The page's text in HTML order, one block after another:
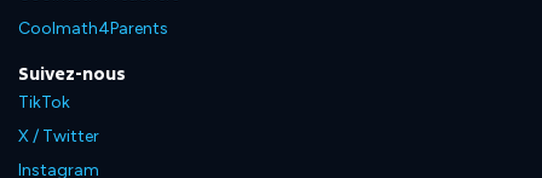
Coolmath4Parents
Suivez-nous
TikTok
X / Twitter
Instagram